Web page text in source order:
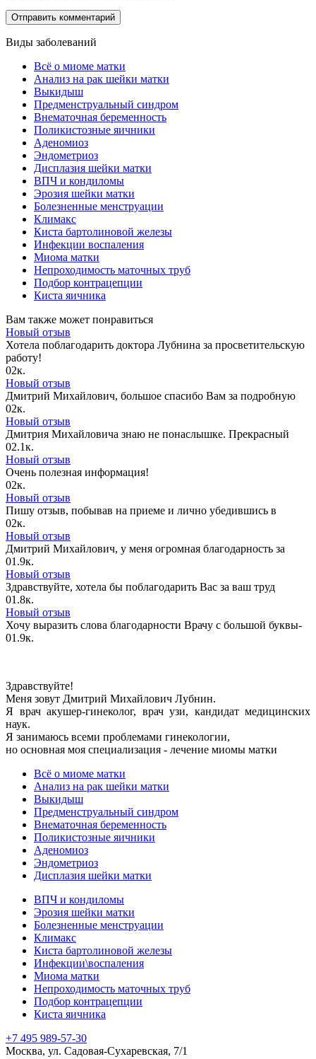
Виды заболеваний
Всё о миоме матки
Анализ на рак шейки матки
Выкидыш
Предменструальный синдром
Внематочная беременность
Поликистозные яичники
Аденомиоз
Эндометриоз
Дисплазия шейки матки
ВПЧ и кондиломы
Эрозия шейки матки
Болезненные менструации
Климакс
Киста бартолиновой железы
Инфекции воспаления
Миома матки
Непроходимость маточных труб
Подбор контрацепции
Киста яичника
Вам также может понравиться
Новый отзыв
Хотела поблагодарить доктора Лубнина за просветительскую
работу!
02к.
Новый отзыв
Дмитрий Михайлович, большое спасибо Вам за подробную
02к.
Новый отзыв
Дмитрия Михайловича знаю не понаслышке. Прекрасный
02.1к.
Новый отзыв
Очень полезная информация!
02к.
Новый отзыв
Пишу отзыв, побывав на приеме и лично убедившись в
02к.
Новый отзыв
Дмитрий Михайлович, у меня огромная благодарность за
01.9к.
Новый отзыв
Здравствуйте, хотела бы поблагодарить Вас за ваш труд
01.8к.
Новый отзыв
Хочу выразить слова благодарности Врачу с большой буквы-
01.9к.
Здравствуйте!
Меня зовут Дмитрий Михайлович Лубнин.
Я врач акушер-гинеколог, врач узи, кандидат медицинских
наук.
Я занимаюсь всеми проблемами гинекологии,
но основная моя специализация - лечение миомы матки
Всё о миоме матки
Анализ на рак шейки матки
Выкидыш
Предменструальный синдром
Внематочная беременность
Поликистозные яичники
Аденомиоз
Эндометриоз
Дисплазия шейки матки
ВПЧ и кондиломы
Эрозия шейки матки
Болезненные менструации
Климакс
Киста бартолиновой железы
Инфекции\воспаления
Миома матки
Непроходимость маточных труб
Подбор контрацепции
Киста яичника
+7 495 989-57-30
Москва, ул. Садовая-Сухаревская, 7/1